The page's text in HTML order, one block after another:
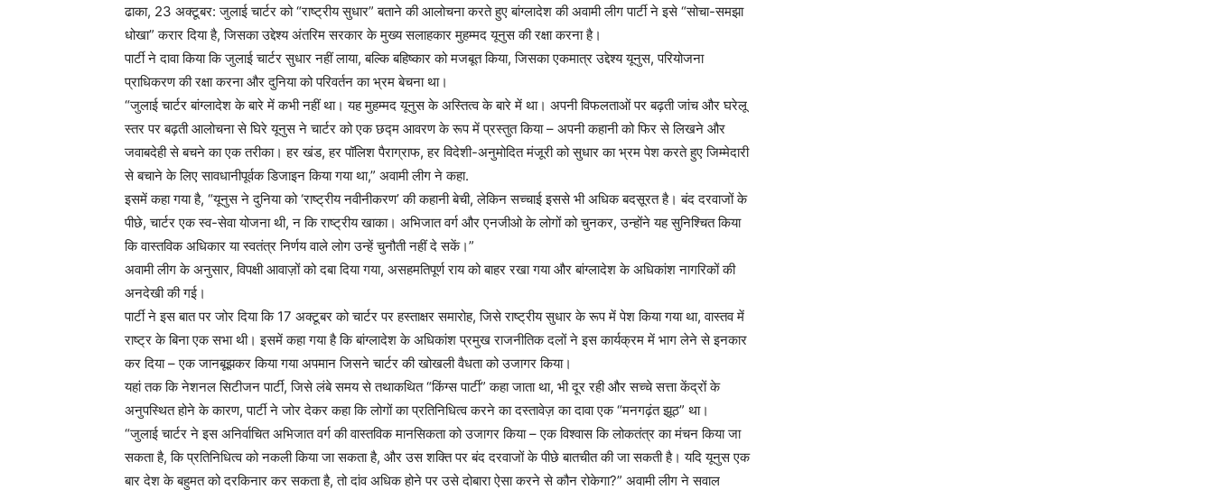
ढाका, 23 अक्टूबर: जुलाई चार्टर को “राष्ट्रीय सुधार” बताने की आलोचना करते हुए बांग्लादेश की अवामी लीग पार्टी ने इसे “सोचा-समझा
धोखा” करार दिया है, जिसका उद्देश्य अंतरिम सरकार के मुख्य सलाहकार मुहम्मद यूनुस की रक्षा करना है।
पार्टी ने दावा किया कि जुलाई चार्टर सुधार नहीं लाया, बल्कि बहिष्कार को मजबूत किया, जिसका एकमात्र उद्देश्य यूनुस, परियोजना
प्राधिकरण की रक्षा करना और दुनिया को परिवर्तन का भ्रम बेचना था।
“जुलाई चार्टर बांग्लादेश के बारे में कभी नहीं था। यह मुहम्मद यूनुस के अस्तित्व के बारे में था। अपनी विफलताओं पर बढ़ती जांच और घरेलू
स्तर पर बढ़ती आलोचना से घिरे यूनुस ने चार्टर को एक छद्म आवरण के रूप में प्रस्तुत किया – अपनी कहानी को फिर से लिखने और
जवाबदेही से बचने का एक तरीका। हर खंड, हर पॉलिश पैराग्राफ, हर विदेशी-अनुमोदित मंजूरी को सुधार का भ्रम पेश करते हुए जिम्मेदारी
से बचाने के लिए सावधानीपूर्वक डिजाइन किया गया था,” अवामी लीग ने कहा.
इसमें कहा गया है, “यूनुस ने दुनिया को ‘राष्ट्रीय नवीनीकरण’ की कहानी बेची, लेकिन सच्चाई इससे भी अधिक बदसूरत है। बंद दरवाजों के
पीछे, चार्टर एक स्व-सेवा योजना थी, न कि राष्ट्रीय खाका। अभिजात वर्ग और एनजीओ के लोगों को चुनकर, उन्होंने यह सुनिश्चित किया
कि वास्तविक अधिकार या स्वतंत्र निर्णय वाले लोग उन्हें चुनौती नहीं दे सकें।”
अवामी लीग के अनुसार, विपक्षी आवाज़ों को दबा दिया गया, असहमतिपूर्ण राय को बाहर रखा गया और बांग्लादेश के अधिकांश नागरिकों की
अनदेखी की गई।
पार्टी ने इस बात पर जोर दिया कि 17 अक्टूबर को चार्टर पर हस्ताक्षर समारोह, जिसे राष्ट्रीय सुधार के रूप में पेश किया गया था, वास्तव में
राष्ट्र के बिना एक सभा थी। इसमें कहा गया है कि बांग्लादेश के अधिकांश प्रमुख राजनीतिक दलों ने इस कार्यक्रम में भाग लेने से इनकार
कर दिया – एक जानबूझकर किया गया अपमान जिसने चार्टर की खोखली वैधता को उजागर किया।
यहां तक ​​कि नेशनल सिटीजन पार्टी, जिसे लंबे समय से तथाकथित “किंग्स पार्टी” कहा जाता था, भी दूर रही और सच्चे सत्ता केंद्रों के
अनुपस्थित होने के कारण, पार्टी ने जोर देकर कहा कि लोगों का प्रतिनिधित्व करने का दस्तावेज़ का दावा एक “मनगढ़ंत झूठ” था।
“जुलाई चार्टर ने इस अनिर्वाचित अभिजात वर्ग की वास्तविक मानसिकता को उजागर किया – एक विश्वास कि लोकतंत्र का मंचन किया जा
सकता है, कि प्रतिनिधित्व को नकली किया जा सकता है, और उस शक्ति पर बंद दरवाजों के पीछे बातचीत की जा सकती है। यदि यूनुस एक
बार देश के बहुमत को दरकिनार कर सकता है, तो दांव अधिक होने पर उसे दोबारा ऐसा करने से कौन रोकेगा?” अवामी लीग ने सवाल